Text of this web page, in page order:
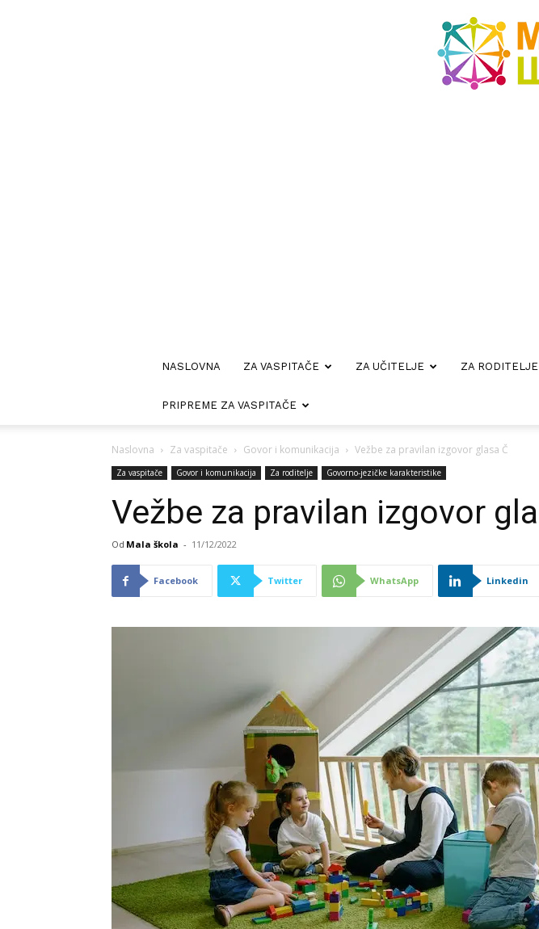
NASLOVNA ZA VASPITAČE ZA UČITELJE ZA RODITELJE
PRIPREME ZA VASPITAČE
Naslovna Za vaspitače Govor i komunikacija Vežbe za pravilan izgovor glasa Č
Za vaspitače Govor i komunikacija Za roditelje Govorno-jezičke karakteristike
Vežbe za pravilan izgovor
Od Mala škola - 11/12/2022
Facebook Twitter WhatsApp Linkedin